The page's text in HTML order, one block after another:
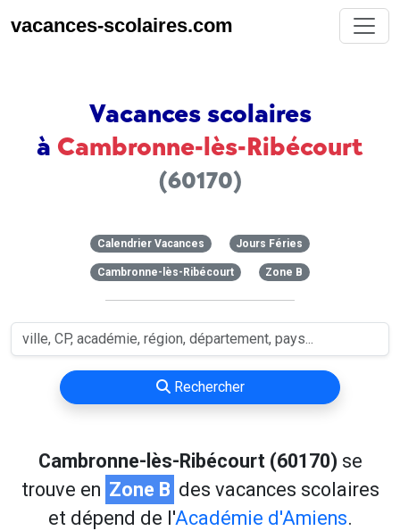
vacances-scolaires.com
Vacances scolaires
à Cambronne-lès-Ribécourt
(60170)
Calendrier Vacances Jours Féries
Cambronne-lès-Ribécourt Zone B
Rechercher
Cambronne-lès-Ribécourt (60170) se
trouve en Zone B des vacances scolaires
et dépend de l'Académie d'Amiens.